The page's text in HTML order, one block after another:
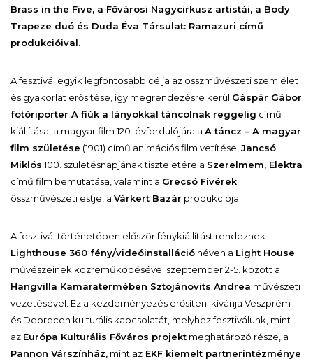
Brass in the Five, a Fővárosi Nagycirkusz artistái, a Body
Trapeze duó és Duda Éva Társulat: Ramazuri című
produkcióival.
A fesztivál egyik legfontosabb célja az összművészeti szemlélet
és gyakorlat erősítése, így megrendezésre kerül Gáspár Gábor
fotóriporter A fiúk a lányokkal táncolnak reggelig című
kiállítása, a magyar film 120. évfordulójára a A táncz – A magyar
film születése (1901) című animációs film vetítése,Jancsó
Miklós100. születésnapjának tiszteletére a Szerelmem, Elektra
című film bemutatása, valamint a Grecsó Fivérek
összművészeti estje, a Várkert Bazár produkciója.
A fesztivál történetében először fénykiállítást rendeznek
Lighthouse 360 fény/videóinstalláció néven a Light House
művészeinek közreműködésével szeptember 2-5. között a
Hangvilla Kamaratermében Sztojánovits Andrea művészeti
vezetésével. Ez a kezdeményezés erősíteni kívánja Veszprém
és Debrecen kulturális kapcsolatát, melyhez fesztiválunk, mint
az Európa Kulturális Főváros projekt meghatározó része, a
Pannon Várszínház, mint az EKF kiemelt partnerintézménye